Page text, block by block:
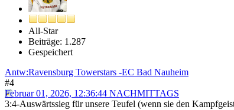
All-Star
Beiträge: 1.287
Gespeichert
Antw:Ravensburg Towerstars -EC Bad Nauheim
#4
Februar 01, 2026, 12:36:44 NACHMITTAGS
3:4-Auswärtssieg für unsere Teufel (wenn sie den